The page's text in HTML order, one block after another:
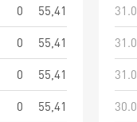
0
55,41
0
55,41
0
55,41
0
55,41